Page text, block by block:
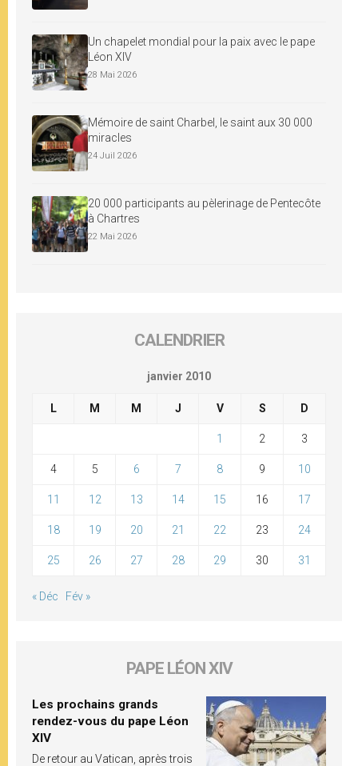
Un chapelet mondial pour la paix avec le pape
Léon XIV
28 Mai 2026
Mémoire de saint Charbel, le saint aux 30 000
miracles
24 Juil 2026
20 000 participants au pèlerinage de Pentecôte
à Chartres
22 Mai 2026
CALENDRIER
janvier 2010
L M M J V S D
1 2 3
4 5 6 7 8 9 10
11 12 13 14 15 16 17
18 19 20 21 22 23 24
25 26 27 28 29 30 31
« Déc Fév »
PAPE LÉON XIV
Les prochains grands
rendez-vous du pape Léon
XIV
De retour au Vatican, après trois